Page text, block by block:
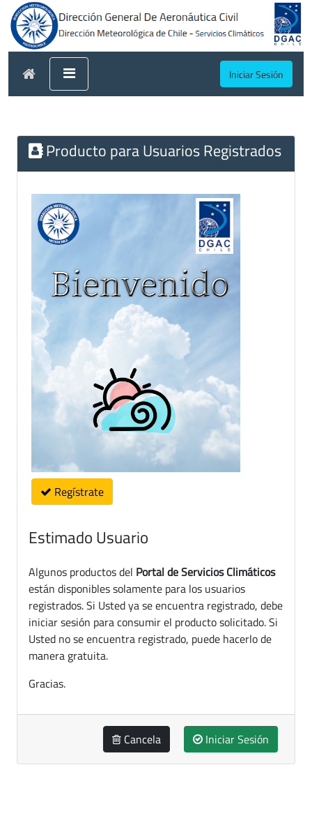
Iniciar Sesión
Producto para Usuarios Registrados
Regístrate
Estimado Usuario
Algunos productos del Portal de Servicios Climáticos
están disponibles solamente para los usuarios
registrados. Si Usted ya se encuentra registrado, debe
iniciar sesión para consumir el producto solicitado. Si
Usted no se encuentra registrado, puede hacerlo de
manera gratuita.
Gracias.
Cancela Iniciar Sesión